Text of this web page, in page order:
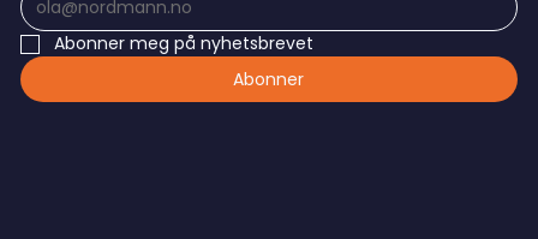
Abonner meg på nyhetsbrevet
Abonner